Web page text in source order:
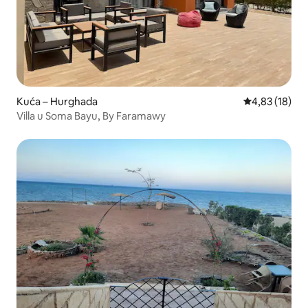
Kuća – Hurghada Prosječna
4,83 (18)
Villa u Soma Bayu, By Faramawy